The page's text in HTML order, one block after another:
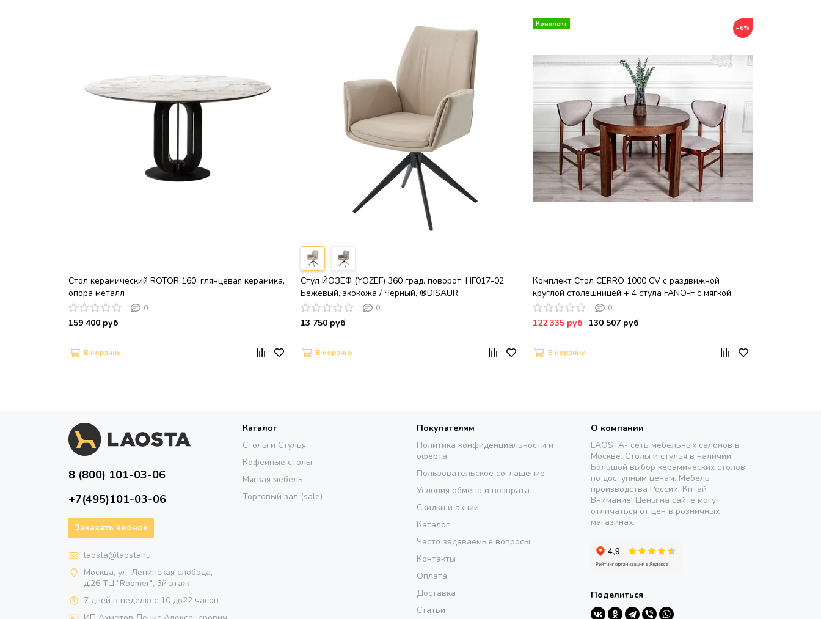
Стол керамический ROTOR 160, глянцевая керамика,
опора металл
0
159 400 руб
В корзину
Стул ЙОЗЕФ (YOZEF) 360 град. поворот. HF017-02
Бежевый, экокожа / Черный, ®DISAUR
0
13 750 руб
В корзину
−6%
Комплект Стол CERRO 1000 CV с раздвижной
круглой столешницей + 4 стула FANO-F с мягкой
вставкой в деревянной спинке / Американский орех
0
122 335 руб 130 507 руб
В корзину
8 (800) 101-03-06
+7(495)101-03-06
Заказать звонок
laosta@laosta.ru
Москва, ул. Ленинская слобода,
д.26 ТЦ "Roomer", 3й этаж
7 дней в неделю с 10 до22 часов
Каталог
Столы и Стулья
Кофейные столы
Мягкая мебель
Торговый зал (sale)
Покупателям
Политика конфиденциальности и
оферта
Пользовательское соглашение
Условия обмена и возврата
Скидки и акции
Каталог
Часто задаваемые вопросы
Контакты
Оплата
Доставка
Статьи
О компании
LAOSTA- сеть мебельных салонов в
Москве. Столы и стулья в наличии.
Большой выбор керамических столов
по доступным ценам. Мебель
производства России, Китай
Внимание! Цены на сайте могут
отличаться от цен в розничных
магазинах.
Поделиться